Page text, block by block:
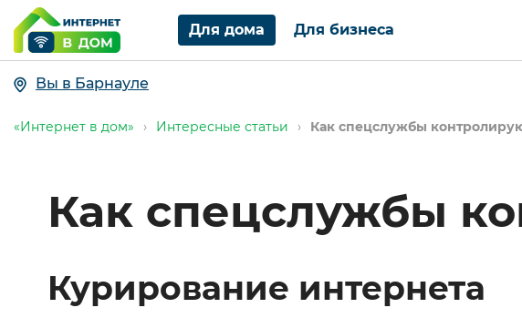
Для дома Для бизнеса
Вы в Барнауле
«Интернет в дом» › Интересные статьи › Как спецслужбы
Как спецслужбы
Курирование интернета